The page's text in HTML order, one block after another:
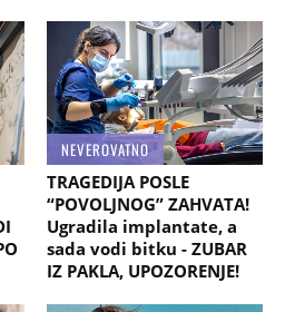
NEVEROVATNO
TRAGEDIJA POSLE
“POVOLJNOG” ZAHVATA!
Ugradila implantate, a
sada vodi bitku - ZUBAR
IZ PAKLA, UPOZORENJE!